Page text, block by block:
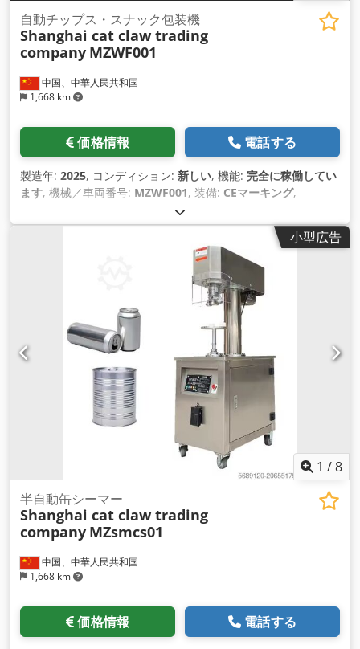
中国、中華人民共和国
1,668 km
自動チップス・スナック包装機
Shanghai cat claw trading
company MZWF001
価格情報 電話する
製造年: 2025, コンディション: 新しい, 機能: 完全に稼働してい
ます, 機械／車両番号: MZWF001, 装備: CEマーキング,
小型広告
1 /8
中国、中華人民共和国
1,668 km
半自動缶シーマー
Shanghai cat claw trading
company MZsmcs01
価格情報 電話する